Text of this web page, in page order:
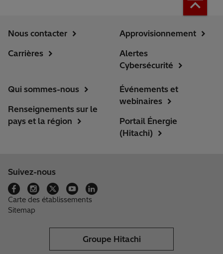
Nous contacter
Carrières
Approvisionnement
Alertes
Cybersécurité
Qui sommes-nous
Renseignements sur le
pays et la région
Événements et
webinaires
Portail Énergie
(Hitachi)
Suivez-nous
Carte des établissements
Sitemap
Groupe Hitachi